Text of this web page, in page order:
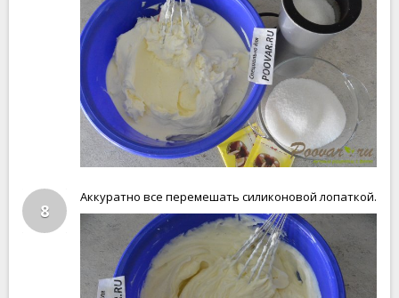
8
Аккуратно все перемешать силиконовой лопаткой.